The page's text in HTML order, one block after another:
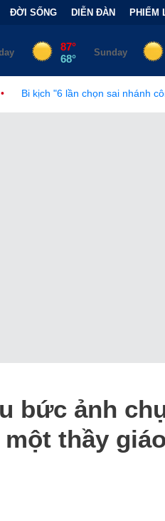
ĐỜI SỐNG DIỄN ĐÀN PHIẾM
sai nhánh công nghệ" của Nhật
bức ảnh
thầy